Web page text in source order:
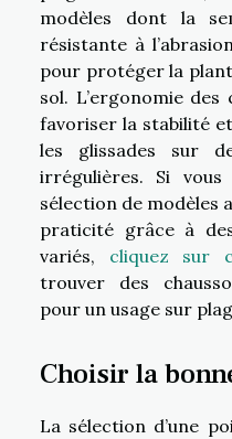
modèles dont la
résistante à
pour protéger la
sol. L’ergonomie
favoriser la stabilité
les glissades sur
irrégulières. Si
sélection de modèles
praticité grâce à
variés, cliquez sur
trouver des
pour un usage sur
Choisir la
La sélection d’une